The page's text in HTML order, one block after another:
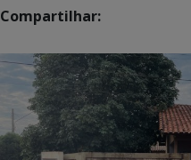
Compartilhar: